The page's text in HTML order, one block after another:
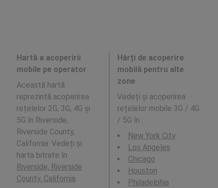
Hartă a acoperirii
mobile pe operator
Această hartă
reprezintă acoperirea
rețelelor 2G, 3G, 4G și
5G în Riverside,
Riverside County,
California. Vedeți și:
harta bitrate în
Riverside, Riverside
County, California.
Hărți de acoperire
mobilă pentru alte
zone
Vedeți și acoperirea
rețelelor mobile 3G / 4G
/ 5G în :
New York City
Los Angeles
Chicago
Houston
Philadelphia